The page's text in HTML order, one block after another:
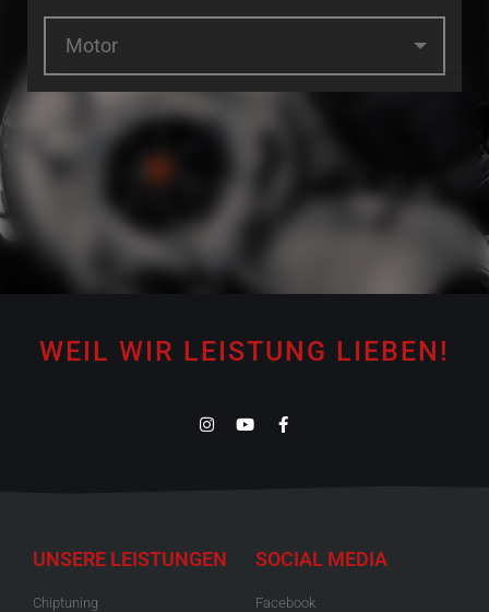
Motor
WEIL WIR LEISTUNG LIEBEN!
UNSERE LEISTUNGEN
Chiptuning
SOCIAL MEDIA
Facebook